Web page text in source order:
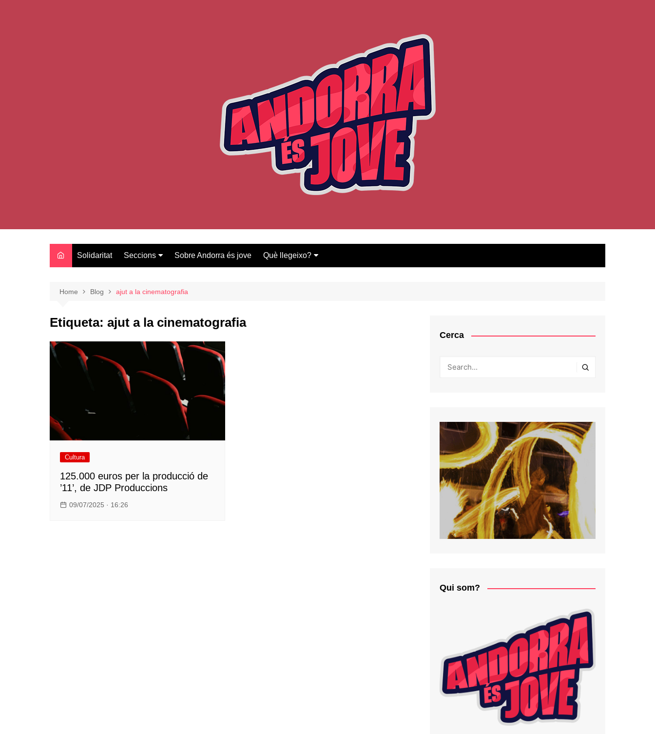
Solidaritat Seccions
Oci
Entrevistes
Salut
Estudis
Tecnologia
Amor
Moda i tendències
Sobre Andorra és jove Què llegeixo?
Home Blog ajut a la cinematografia
Etiqueta: ajut a la cinematografia
Cultura
125.000 euros per la producció de
’11’, de JDP Produccions
09/07/2025 · 16:26
Cerca
Qui som?